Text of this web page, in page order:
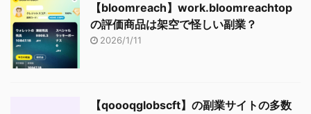
【bloomreach】work.bloomreachtop
の評価商品は架空で怪しい副業？
2026/1/11
【qoooqglobscft】の副業サイトの多数